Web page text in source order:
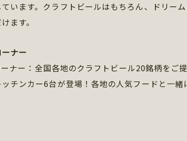
います。クラフトビールはもちろん、ドリー
ます。
ナー
ーナー：全国各地のクラフトビール20銘柄をご
ッチンカー6台が登場！各地の人気フードと一